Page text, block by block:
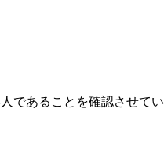
であることを確認させてい